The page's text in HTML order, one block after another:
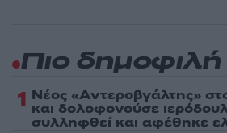
Πιο δημοφιλή
1 Νέος «Αντεροβγάλτης»
και δολοφονούσε
συλληφθεί και αφέθηκε